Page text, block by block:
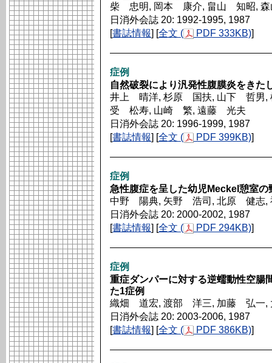
柴 忠明, 岡本 康介, 畠山 知昭,
日消外会誌 20: 1992-1995, 1987
[書誌情報] [全文 ( PDF 333KB)]
症例
自然破裂により汎発性腹膜炎をきた
井上 晴洋, 杉原 国扶, 山下 哲男,
受 松寿, 山崎 繁, 遠藤 光夫
日消外会誌 20: 1996-1999, 1987
[書誌情報] [全文 ( PDF 399KB)]
症例
急性腹症を呈した幼児Meckel憩室の
中野 陽典, 矢野 浩司, 北原 健志,
日消外会誌 20: 2000-2002, 1987
[書誌情報] [全文 ( PDF 294KB)]
症例
重症ダンパーに対する逆蠕動性空腸
た1症例
織畑 道宏, 渡部 洋三, 加藤 弘一
日消外会誌 20: 2003-2006, 1987
[書誌情報] [全文 ( PDF 386KB)]